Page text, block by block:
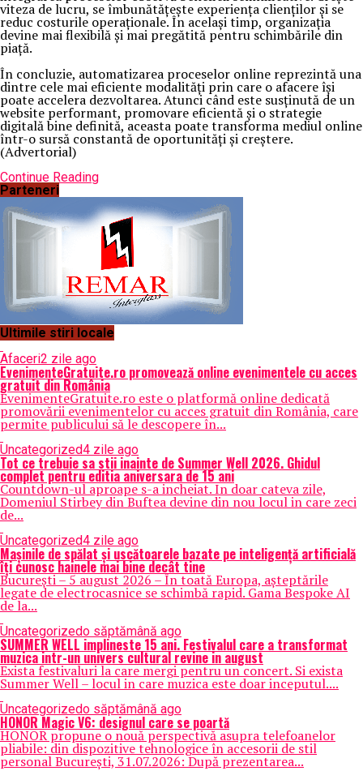
viteza de lucru, se îmbunătățește experiența clienților și se
reduc costurile operaționale. În același timp, organizația
devine mai flexibilă și mai pregătită pentru schimbările din
piață.
În concluzie, automatizarea proceselor online reprezintă una
dintre cele mai eficiente modalități prin care o afacere își
poate accelera dezvoltarea. Atunci când este susținută de un
website performant, promovare eficientă și o strategie
digitală bine definită, aceasta poate transforma mediul online
într-o sursă constantă de oportunități și creștere.
(Advertorial)
Continue Reading
Parteneri
Ultimile stiri locale
Afaceri2 zile ago
EvenimenteGratuite.ro promovează online evenimentele cu acces
gratuit din România
EvenimenteGratuite.ro este o platformă online dedicată
promovării evenimentelor cu acces gratuit din România, care
permite publicului să le descopere în...
Uncategorized4 zile ago
Tot ce trebuie sa stii inainte de Summer Well 2026. Ghidul
complet pentru editia aniversara de 15 ani
Countdown-ul aproape s-a incheiat. In doar cateva zile,
Domeniul Stirbey din Buftea devine din nou locul in care zeci
de...
Uncategorized4 zile ago
Mașinile de spălat și uscătoarele bazate pe inteligență artificială
îți cunosc hainele mai bine decât tine
București – 5 august 2026 – În toată Europa, așteptările
legate de electrocasnice se schimbă rapid. Gama Bespoke AI
de la...
Uncategorizedo săptămână ago
SUMMER WELL implineste 15 ani. Festivalul care a transformat
muzica intr-un univers cultural revine in august
Exista festivaluri la care mergi pentru un concert. Si exista
Summer Well – locul in care muzica este doar inceputul....
Uncategorizedo săptămână ago
HONOR Magic V6: designul care se poartă
HONOR propune o nouă perspectivă asupra telefoanelor
pliabile: din dispozitive tehnologice în accesorii de stil
personal București, 31.07.2026: După prezentarea...